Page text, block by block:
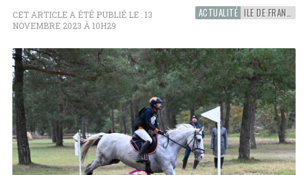
ACTUALITÉ ILE DE FRANCE
CET ARTICLE A ÉTÉ PUBLIÉ LE : 13
NOVEMBRE 2023 À 10H29